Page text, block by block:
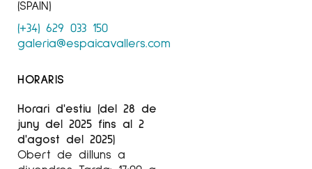
del 3 d'octubre de 2020, fins el 3 de
novembre de 2020.
AEspai Cavallers GalleryLleida.
(SPAIN)
(+34) 629 033 150
galeria@espaicavallers.com
HORARIS
Horari d'estiu (del 28 de
juny del 2025 fins al 2
d'agost del 2025)
Obert de dilluns a